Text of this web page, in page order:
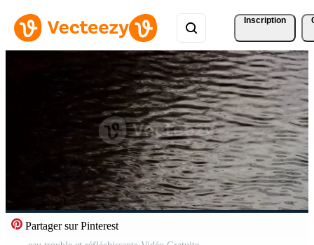
Inscription
Partager sur Pinterest